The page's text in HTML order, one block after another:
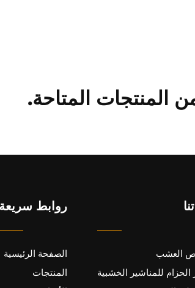
المنتجات المتاحة.
العشب
الحزام للمناشير الخشبية
روابط سريعة
الصفحة الرئيسية
المنتجات